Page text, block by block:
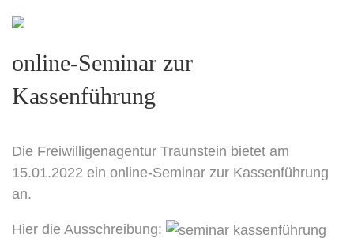
online-Seminar zur
Kassenführung
Die Freiwilligenagentur Traunstein bietet am
15.01.2022 ein online-Seminar zur Kassenführung
an.
Hier die Ausschreibung: